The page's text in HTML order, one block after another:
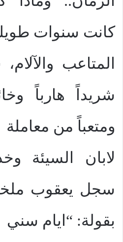
كانت سنوات
المتاعب
شريداً هارباً
ومتعباً من معاملة
لابان السيئة
سجل يعقوب
بقولة: “ايام سني